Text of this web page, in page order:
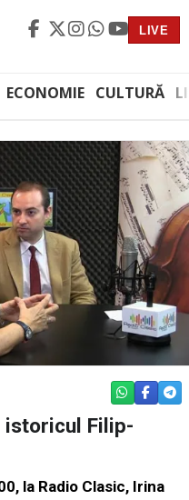
LIVE
ECONOMIE CULTURĂ
WHATSAPP
istoricul Filip-
la Radio Clasic, Irina